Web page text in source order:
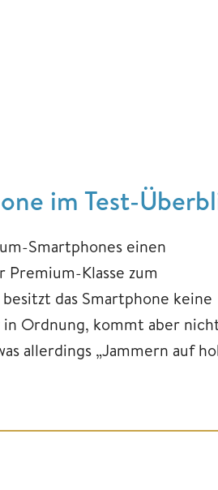
im Test-
Smartphones einen
Klasse zum
das Smartphone keine
Ordnung, kommt aber
allerdings „Jammern auf